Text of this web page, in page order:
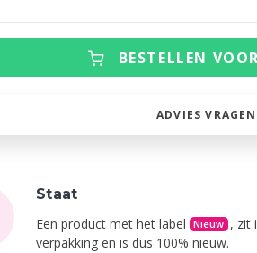
BESTELLEN
ADVIES VRAGEN
Staat
Een product met het label
Nieuw , zit
verpakking en is dus 100% nieuw.